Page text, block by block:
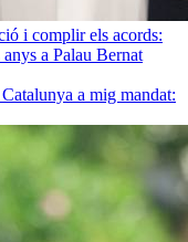
i complir els acords:
a Palau Bernat
a mig mandat: